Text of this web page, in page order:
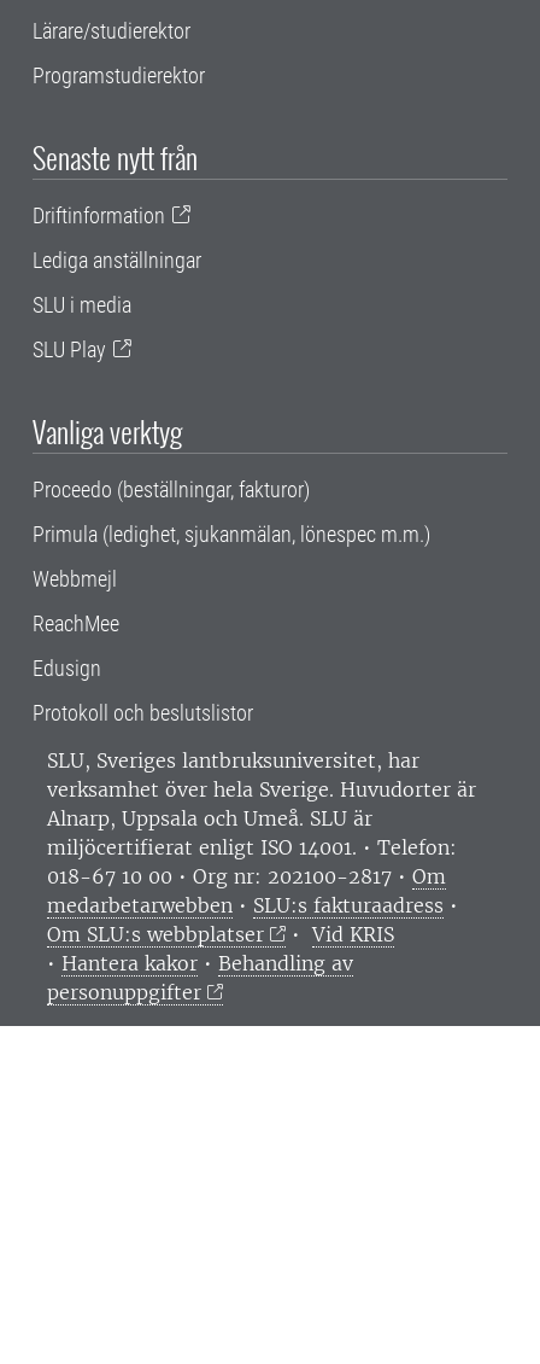
Lärare/studierektor
Programstudierektor
Senaste nytt från
Driftinformation
Lediga anställningar
SLU i media
SLU Play
Vanliga verktyg
Proceedo (beställningar, fakturor)
Primula (ledighet, sjukanmälan, lönespec m.m.)
Webbmejl
ReachMee
Edusign
Protokoll och beslutslistor
SLU, Sveriges lantbruksuniversitet, har
verksamhet över hela Sverige. Huvudorter är
Alnarp, Uppsala och Umeå. SLU är
miljöcertifierat enligt ISO 14001. • Telefon:
018-67 10 00 • Org nr: 202100-2817 • Om
medarbetarwebben • SLU:s fakturaadress •
Om SLU:s webbplatser
•Vid KRIS
• Hantera kakor • Behandling av
personuppgifter